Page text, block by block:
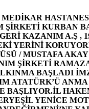
MEDİKAR
KURBAN
KAZANIM A.Ş ,
YERİNİ KORUYOR
/ MUSTAFA
ŞİRKETİ
BAŞLADI
ATATÜRK’Ü
BAŞLIYOR.İL
YEŞİL YENİCE